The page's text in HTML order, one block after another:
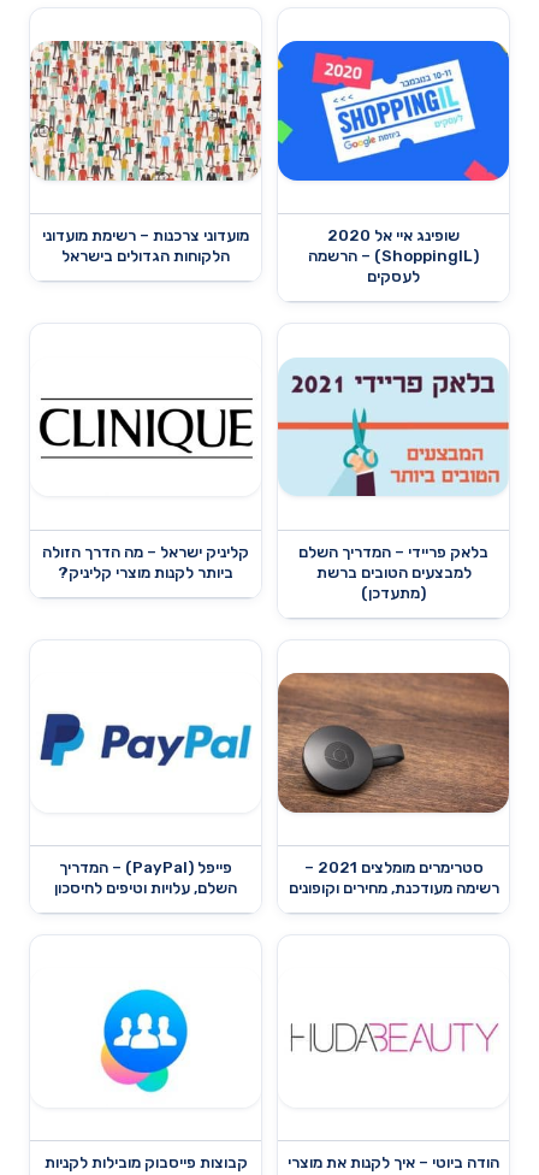
שופינג איי אל 2020
(ShoppingIL) – הרשמה
לעסקים
מועדוני צרכנות – רשימת מועדוני
הלקוחות הגדולים בישראל
בלאק פריידי – המדריך השלם
למבצעים הטובים ברשת
(מתעדכן)
קליניק ישראל – מה הדרך הזולה
ביותר לקנות מוצרי קליניק?
סטרימרים מומלצים 2021 –
רשימה מעודכנת, מחירים וקופונים
פייפל (PayPal) – המדריך
השלם, עלויות וטיפים לחיסכון
הודה ביוטי – איך לקנות את מוצרי
קבוצות פייסבוק מובילות לקניות